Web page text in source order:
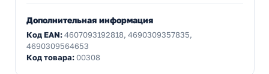
Дополнительная информация
Код EAN:4607093192818, 4690309357835,
4690309564653
Код товара:00308